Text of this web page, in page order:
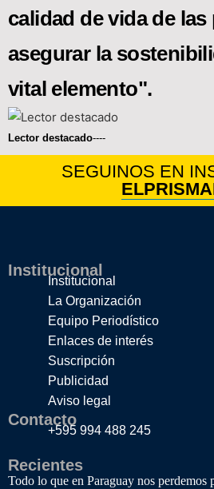
calidad de vida de
asegurar la
vital elemento".
Lector destacado----
SEGUINOS EN
Institucional
Institucional
La Organización
Equipo Periodístico
Enlaces de interés
Suscripción
Publicidad
Aviso legal
Contacto
+595 994 488 245
Recientes
Todo lo que en Paraguay nos perdemos